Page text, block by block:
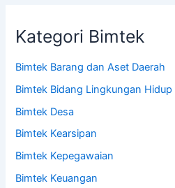
Kategori Bimtek
Bimtek Barang dan Aset Daerah
Bimtek Bidang Lingkungan Hidup
Bimtek Desa
Bimtek Kearsipan
Bimtek Kepegawaian
Bimtek Keuangan